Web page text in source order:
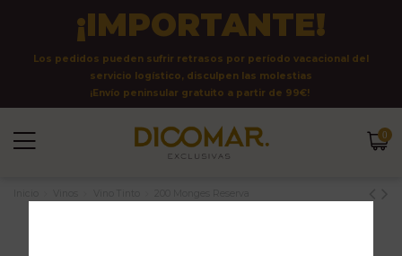
¡IMPORTANTE!
Los pedidos pueden sufrir retrasos por período vacacional del
servicio logístico, disculpen las molestias
¡Envío peninsular gratuito a partir de 99€!
0